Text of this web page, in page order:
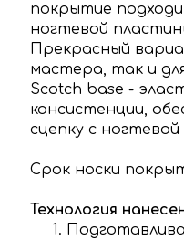
покрытие
ногтевой
Прекрасный
мастера, так и
Scotch base -
консистенции,
сцепку с
Срок носки
Технология